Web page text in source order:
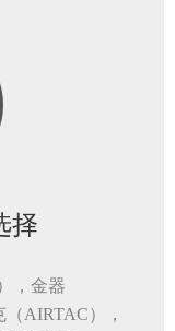
择
，金器
AIRTAC），